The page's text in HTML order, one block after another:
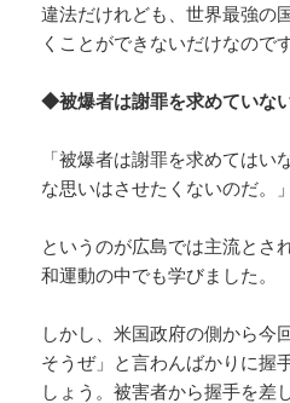
違法だけれども、世界最強の
くことができないだけなのです
◆被爆者は謝罪を求めていな
「被爆者は謝罪を求めてはい
な思いはさせたくないのだ。」
というのが広島では主流とさ
和運動の中でも学びました。
しかし、米国政府の側から今
そうぜ」と言わんばかりに握
しょう。被害者から握手を差